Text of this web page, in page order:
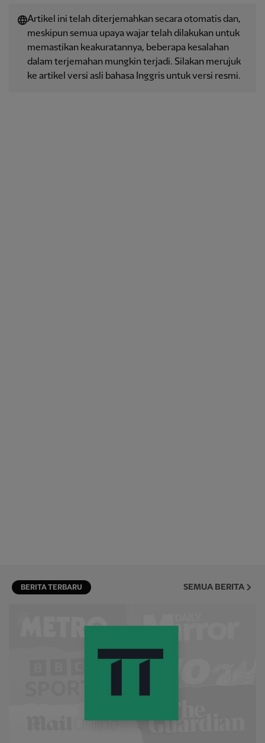
Artikel ini telah diterjemahkan secara otomatis dan,
meskipun semua upaya wajar telah dilakukan untuk
memastikan keakuratannya, beberapa kesalahan
dalam terjemahan mungkin terjadi. Silakan merujuk
ke artikel versi asli bahasa Inggris untuk versi resmi.
BERITA TERBARU SEMUA BERITA